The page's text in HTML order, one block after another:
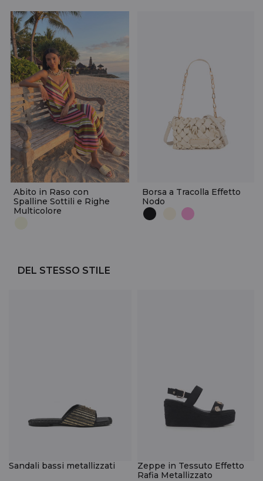
Abito in Raso con
Spalline Sottili e Righe
Multicolore
Borsa a Tracolla Effetto
Nodo
DEL STESSO STILE
Sandali bassi metallizzati
Zeppe in Tessuto Effetto
Rafia Metallizzato